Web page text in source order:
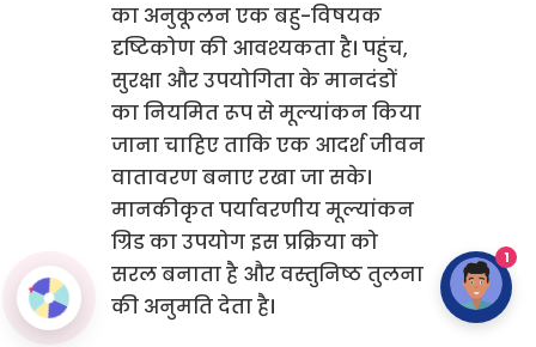
का अनुकूलन एक बहु-विषयक
दृष्टिकोण की आवश्यकता है। पहुंच,
सुरक्षा और उपयोगिता के मानदंडों
का नियमित रूप से मूल्यांकन किया
जाना चाहिए ताकि एक आदर्श जीवन
वातावरण बनाए रखा जा सके।
मानकीकृत पर्यावरणीय मूल्यांकन
ग्रिड का उपयोग इस प्रक्रिया को
सरल बनाता है और वस्तुनिष्ठ तुलना
की अनुमति देता है।
1